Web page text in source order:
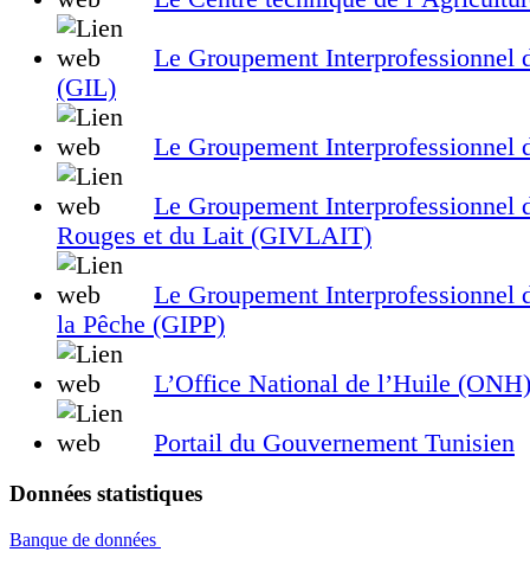
Le Groupement Interprofessionnel
(GIL)
Le Groupement Interprofessionnel
Le Groupement Interprofessionnel
Rouges et du Lait (GIVLAIT)
Le Groupement Interprofessionnel
la Pêche (GIPP)
L’Office National de l’Huile (ONH)
Portail du Gouvernement Tunisien
Données statistiques
Banque de données